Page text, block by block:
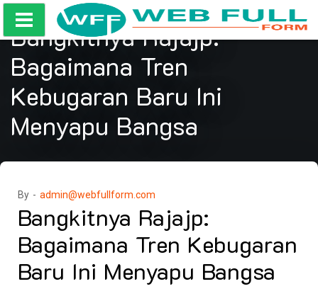
Skip
content
Bangkitnya Rajajp:
Bagaimana Tren
Kebugaran Baru Ini
Menyapu Bangsa
By - admin@webfullform.com
Bangkitnya Rajajp:
Bagaimana Tren Kebugaran
Baru Ini Menyapu Bangsa